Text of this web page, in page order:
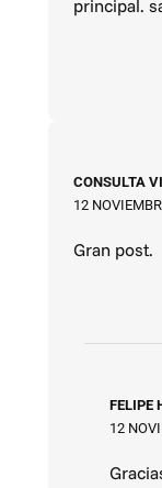
principal.
CONSULTA
12
Gran post.
FELIPE
12